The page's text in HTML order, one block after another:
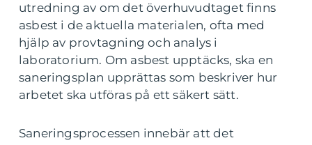
utredning av om det överhuvudtaget finns
asbest i de aktuella materialen, ofta med
hjälp av provtagning och analys i
laboratorium. Om asbest upptäcks, ska en
saneringsplan upprättas som beskriver hur
arbetet ska utföras på ett säkert sätt.
Saneringsprocessen innebär att det